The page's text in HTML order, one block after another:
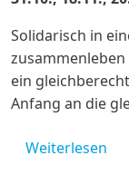
Solidarisch in
zusammenleben
ein
Anfang an die
Weiterlesen